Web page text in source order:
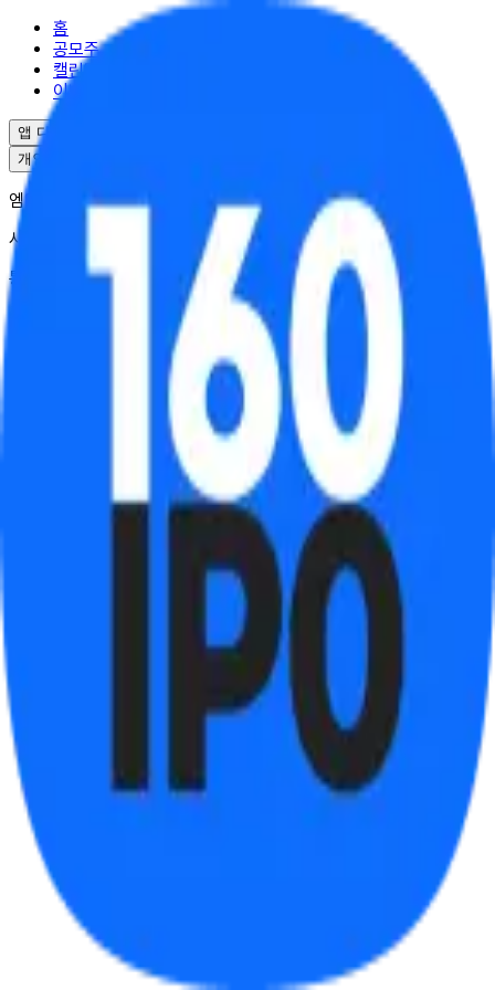
홈
공모주
캘린더
이벤트
앱 다운로드
개인정보처리방침
엠엘투자자문(주) | 대표 윤도선
사업자등록번호 : 341-88-02703
통신판매업 : 2025-서울강남-04995
서울특별시 강남구 역삼로17길 10
대표번호 : 02-6949-0045
© ML Investment Advisory Co.,Ltd. All Rights Reserved.